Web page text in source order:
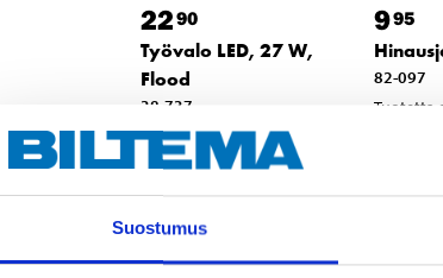
Suostumus
2290
Työvalo LED, 27 W,
Flood
38-737
Tuotetta on
varastossa
verkkokaupasta
995
82-097
Tuotetta